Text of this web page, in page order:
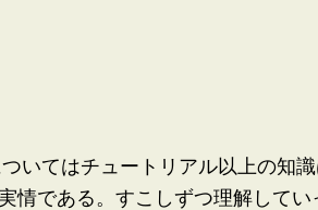
てはチュートリアル以上の知識
情である。すこしずつ理解してい